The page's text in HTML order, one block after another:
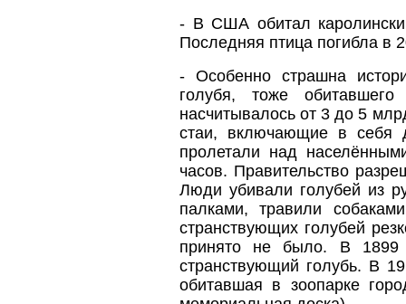
- В США обитал
Последняя птица погибла в
- Особенно страшна
голубя, тоже
насчитывалось от 3 до 5
стаи, включающие в себя
пролетали над
часов. Правительство
Люди убивали голубей из
палками, травили
странствующих голубей
принято не было. В 1899
странствующий голубь. В
обитавшая в зоопарке